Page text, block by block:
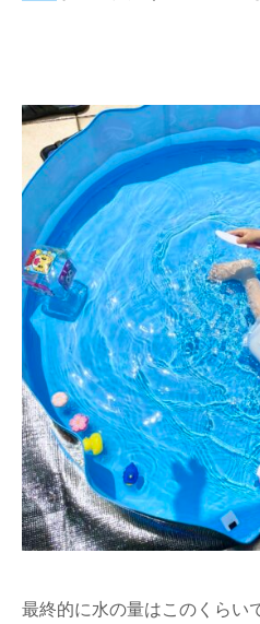
最終的に水の量はこのくらい